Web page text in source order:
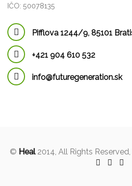
IČO: 50078135
Pifflova 1244/9, 85101
+421 904 610 532
info@futuregeneration.sk
© Heal2014, All Rights